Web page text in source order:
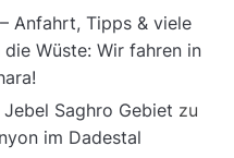
Anfahrt, Tipps & viele
Wüste: Wir fahren in
Saghro Gebiet zu
im Dadestal